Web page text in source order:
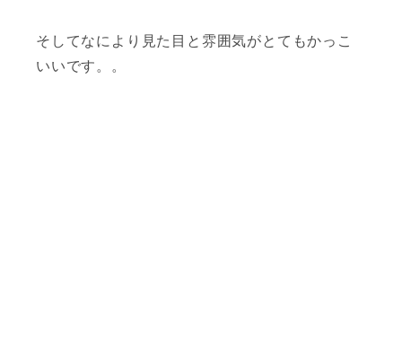
そしてなにより見た目と雰囲気がとてもかっこ
いいです。。